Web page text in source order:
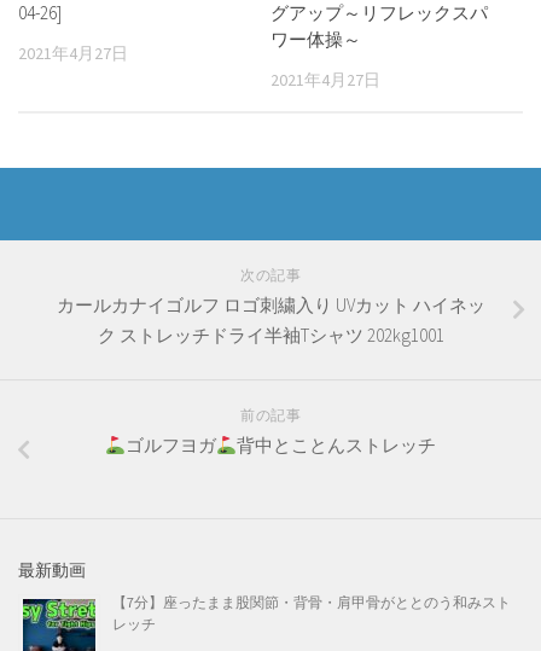
04-26]
2021年4月27日
グアップ～リフレックスパ
ワー体操～
2021年4月27日
次の記事
カールカナイゴルフ ロゴ刺繍入り UVカット ハイネッ
ク ストレッチドライ半袖Tシャツ 202kg1001
前の記事
ゴルフヨガ 背中とことんストレッチ
最新動画
【7分】座ったまま股関節・背骨・肩甲骨がととのう和みスト
レッチ